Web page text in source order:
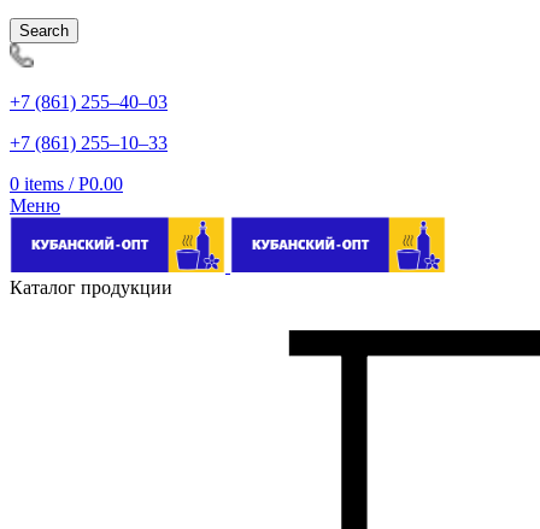
Search
+7 (861) 255‒40‒03
+7 (861) 255‒10‒33
0 items / Р0.00
Меню
Каталог продукции